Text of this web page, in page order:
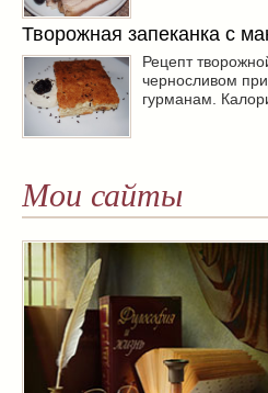
Творожная запеканка с
Рецепт
черносливом
гурманам.
Мои сайты